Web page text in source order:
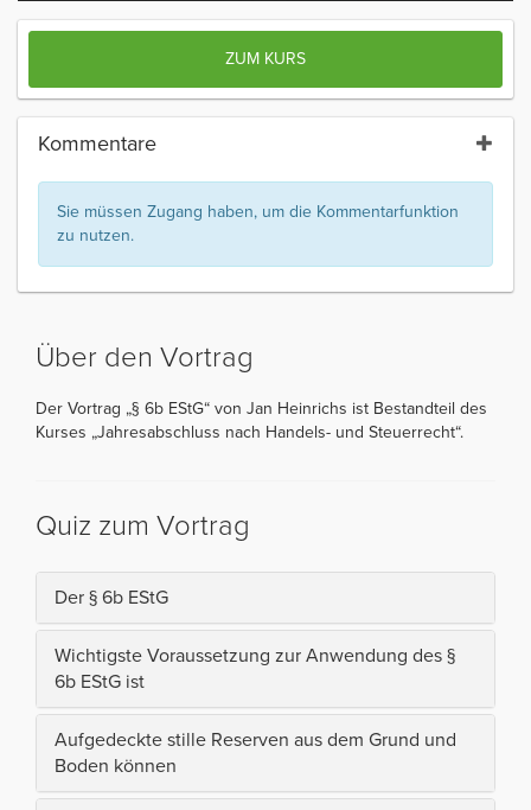
ZUM KURS
Kommentare
Sie müssen Zugang haben, um die Kommentarfunktion
zu nutzen.
Über den Vortrag
Der Vortrag „§ 6b EStG“ von Jan Heinrichs ist Bestandteil des
Kurses „Jahresabschluss nach Handels- und Steuerrecht“.
Quiz zum Vortrag
Der § 6b EStG
Wichtigste Voraussetzung zur Anwendung des §
6b EStG ist
Aufgedeckte stille Reserven aus dem Grund und
Boden können